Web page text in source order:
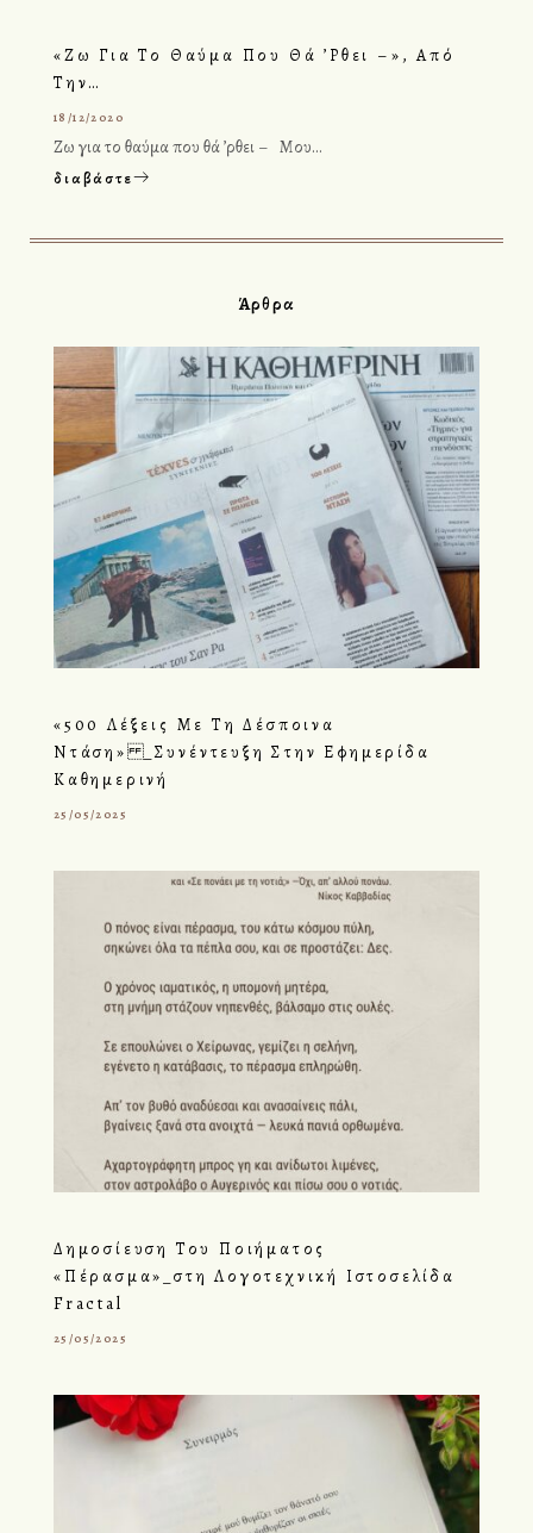
«Ζω Για Το Θαύμα Που Θά ’ρθει –», Από
Την…
18/12/2020
Ζω για το θαύμα που θά ’ρθει – Μου…
διαβάστε
Άρθρα
«500 Λέξεις Με Τη Δέσποινα
Ντάση» _Συνέντευξη Στην Εφημερίδα
Καθημερινή
25/05/2025
Δημοσίευση Του Ποιήματος
«Πέρασμα»_στη Λογοτεχνική Ιστοσελίδα
Fractal
25/05/2025